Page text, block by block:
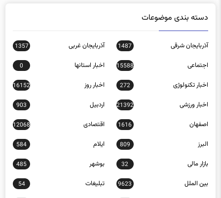
دسته بندی موضوعات
آذربایجان شرقی 1487 آذربایجان غربی 1357
اجتماعی 15588 اخبار استانها 0
اخبار تکنولوژی 272 اخبار روز 16152
اخبار ورزشی 21392 اردبیل 903
اصفهان 1616 اقتصادی 12068
البرز 809 ایلام 584
بازار مالی 32 بوشهر 485
بین الملل 9623 تبلیغات 54